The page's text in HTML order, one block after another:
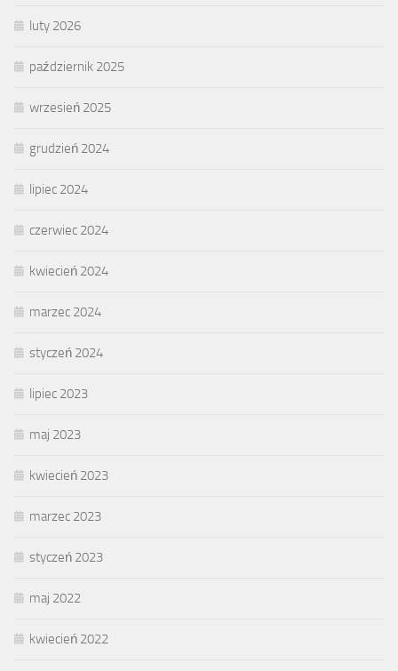
luty 2026
październik 2025
wrzesień 2025
grudzień 2024
lipiec 2024
czerwiec 2024
kwiecień 2024
marzec 2024
styczeń 2024
lipiec 2023
maj 2023
kwiecień 2023
marzec 2023
styczeń 2023
maj 2022
kwiecień 2022